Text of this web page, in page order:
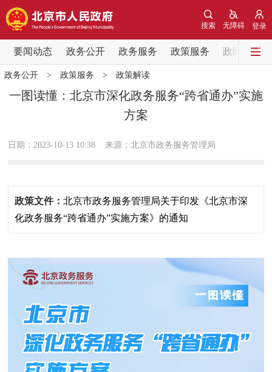
登录
无障碍
搜索
要闻动态 政务公开 政务服务 政策服务 政民互动
要闻动态
党中央精神 国务院信息
会议信息
市领导 机构职能
决策公开
政务服务
个人服务 法人服务 部门服务
政务公开> 政策服务 > 政策解读
一图读懂：北京市深化政务服务“跨省通办”实施
方案
日期：2023-10-13 10:38 来源：北京市政务服务管理局
政策文件：北京市政务服务管理局关于印发《北京市深
化政务服务“跨省通办”实施方案》的通知